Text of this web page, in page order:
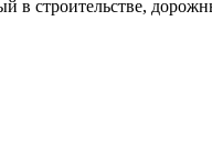
строительстве,